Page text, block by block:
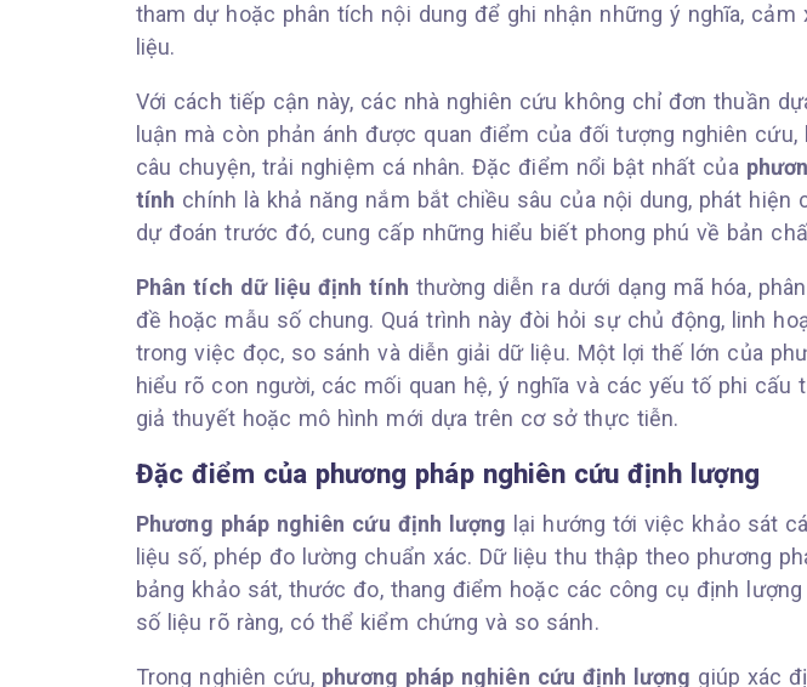
tham dự hoặc phân tích nội dung để ghi nhận những ý nghĩa,
liệu.
Với cách tiếp cận này, các nhà nghiên cứu không chỉ đơn thuần
luận mà còn phản ánh được quan điểm của đối tượng nghiên
câu chuyện, trải nghiệm cá nhân. Đặc điểm nổi bật nhất của
tính chính là khả năng nắm bắt chiều sâu của nội dung, phát hiện
dự đoán trước đó, cung cấp những hiểu biết phong phú về bản
Phân tích dữ liệu định tính thường diễn ra dưới dạng mã hóa,
đề hoặc mẫu số chung. Quá trình này đòi hỏi sự chủ động, linh
trong việc đọc, so sánh và diễn giải dữ liệu. Một lợi thế lớn của
hiểu rõ con người, các mối quan hệ, ý nghĩa và các yếu tố phi cấu
giả thuyết hoặc mô hình mới dựa trên cơ sở thực tiễn.
Đặc điểm của phương pháp nghiên cứu định lượng
Phương pháp nghiên cứu định lượng lại hướng tới việc khảo sát
liệu số, phép đo lường chuẩn xác. Dữ liệu thu thập theo phương
bảng khảo sát, thước đo, thang điểm hoặc các công cụ định
số liệu rõ ràng, có thể kiểm chứng và so sánh.
Trong nghiên cứu, phương pháp nghiên cứu định lượng giúp xác